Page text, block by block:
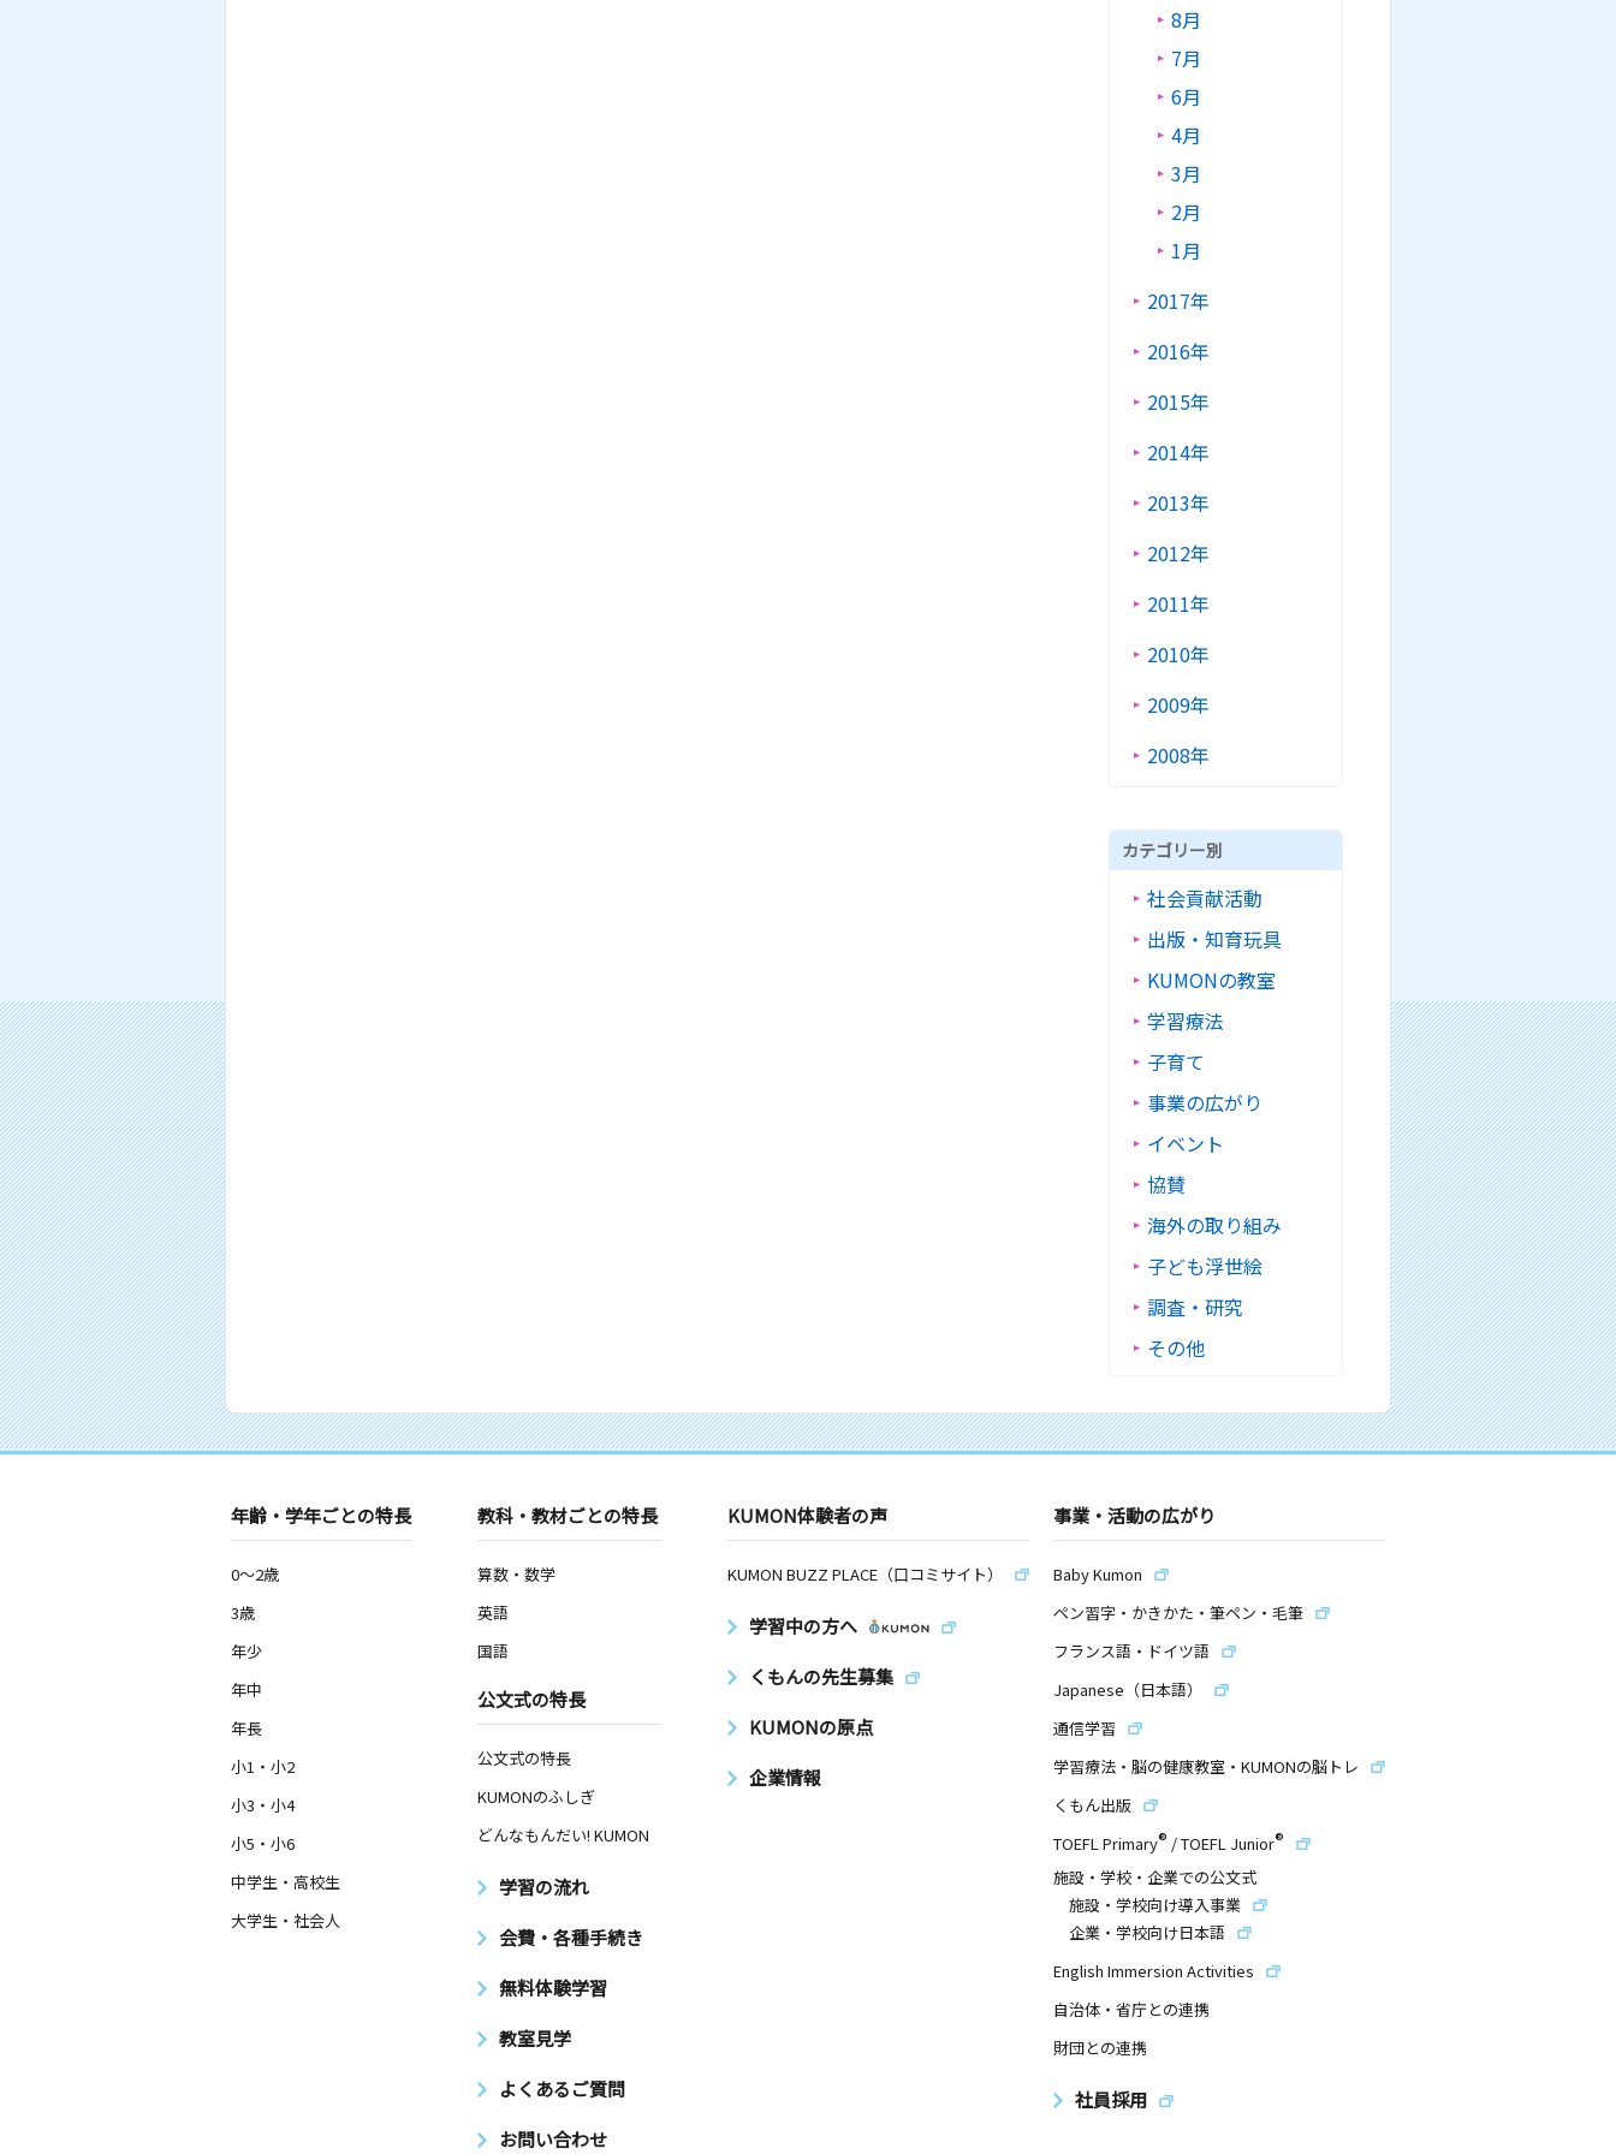
8月
7月
6月
4月
3月
2月
1月
2017年
2016年
2015年
2014年
2013年
2012年
2011年
2010年
2009年
2008年
カテゴリー別
社会貢献活動
出版・知育玩具
KUMONの教室
学習療法
子育て
事業の広がり
イベント
協賛
海外の取り組み
子ども浮世絵
調査・研究
その他
年齢・学年ごとの特長
0～2歳
3歳
年少
年中
年長
小1・小2
小3・小4
小5・小6
中学生・高校生
大学生・社会人
教科・教材ごとの特長
算数・数学
英語
国語
公文式の特長
公文式の特長
KUMONのふしぎ
どんなもんだい! KUMON
学習の流れ
会費・各種手続き
無料体験学習
教室見学
よくあるご質問
お問い合わせ
KUMON体験者の声
KUMON BUZZ PLACE（口コミサイト）
学習中の方へ
くもんの先生募集
KUMONの原点
企業情報
事業・活動の広がり
Baby Kumon
ペン習字・かきかた・筆ペン・毛筆
フランス語・ドイツ語
Japanese（日本語）
通信学習
学習療法・脳の健康教室・KUMONの脳トレ
くもん出版
TOEFL Primary® /TOEFL Junior®
施設・学校・企業での公文式
施設・学校向け導入事業
企業・学校向け日本語
English Immersion Activities
自治体・省庁との連携
財団との連携
社員採用